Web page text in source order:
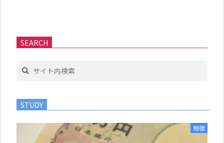
SEARCH
Search
STUDY
勉強